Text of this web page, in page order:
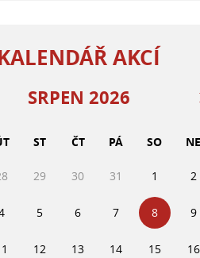
AKCÍ
SRPEN 2026
ST ČT PÁ SO NE
29 30 31 1 2
5 6 7 8 9
12 13 14 15 16